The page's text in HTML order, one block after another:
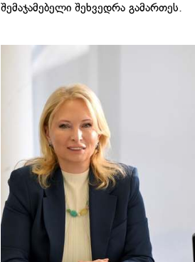
შემაჯამებელი შეხვედრა გამართეს.